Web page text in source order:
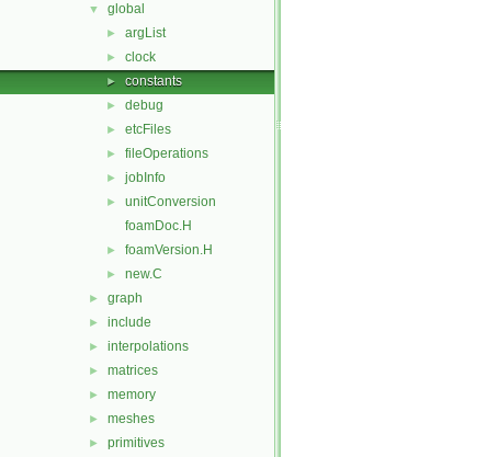
▼ global
► argList
► clock
► constants
► debug
► etcFiles
► fileOperations
► jobInfo
►
unitConversion
foamDoc.H
► foamVersion.H
► new.C
► graph
► include
► interpolations
► matrices
► memory
► meshes
► primitives